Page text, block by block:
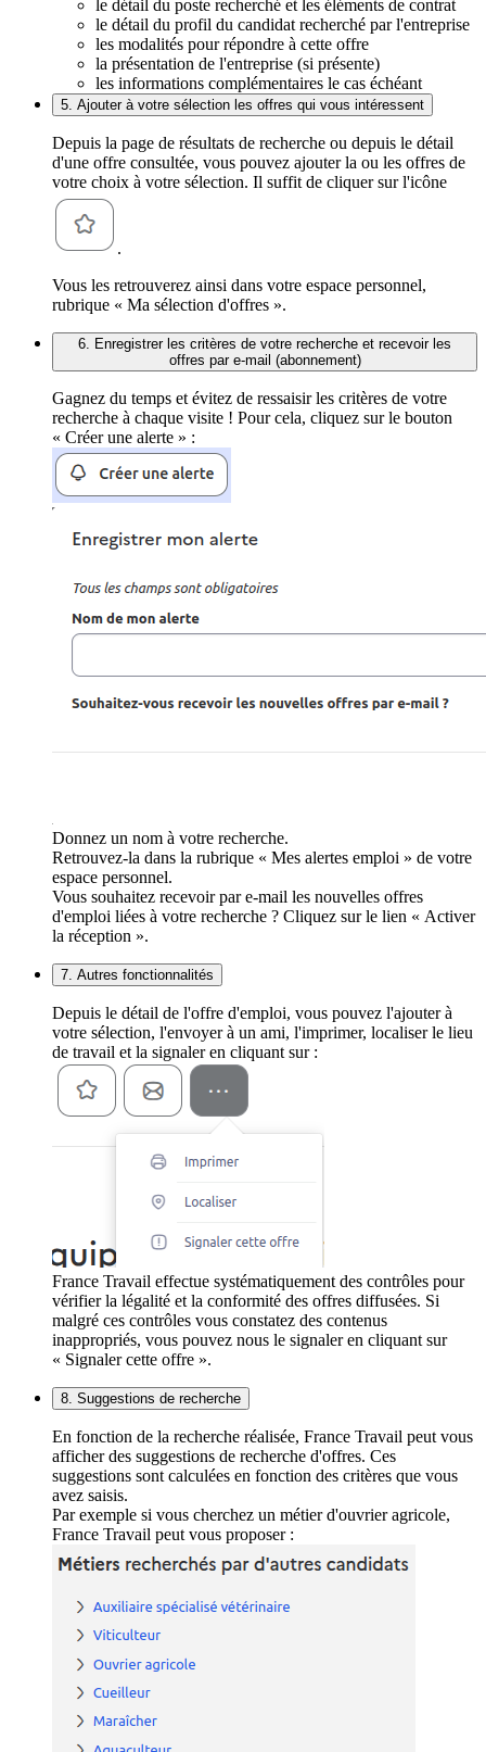
le détail du poste recherché et les éléments de contrat
le détail du profil du candidat recherché par l'entreprise
les modalités pour répondre à cette offre
la présentation de l'entreprise (si présente)
les informations complémentaires le cas échéant
5. Ajouter à votre sélection les offres qui vous intéressent
Depuis la page de résultats de recherche ou depuis le détail
d'une offre consultée, vous pouvez ajouter la ou les offres de
votre choix à votre sélection. Il suffit de cliquer sur l'icône
.
Vous les retrouverez ainsi dans votre espace personnel,
rubrique « Ma sélection d'offres ».
6. Enregistrer les critères de votre recherche et recevoir les
offres par e-mail (abonnement)
Gagnez du temps et évitez de ressaisir les critères de votre
recherche à chaque visite ! Pour cela, cliquez sur le bouton
« Créer une alerte » :
Donnez un nom à votre recherche.
Retrouvez-la dans la rubrique « Mes alertes emploi » de votre
espace personnel.
Vous souhaitez recevoir par e-mail les nouvelles offres
d'emploi liées à votre recherche ? Cliquez sur le lien « Activer
la réception ».
7. Autres fonctionnalités
Depuis le détail de l'offre d'emploi, vous pouvez l'ajouter à
votre sélection, l'envoyer à un ami, l'imprimer, localiser le lieu
de travail et la signaler en cliquant sur :
France Travail effectue systématiquement des contrôles pour
vérifier la légalité et la conformité des offres diffusées. Si
malgré ces contrôles vous constatez des contenus
inappropriés, vous pouvez nous le signaler en cliquant sur
« Signaler cette offre ».
8. Suggestions de recherche
En fonction de la recherche réalisée, France Travail peut vous
afficher des suggestions de recherche d'offres. Ces
suggestions sont calculées en fonction des critères que vous
avez saisis.
Par exemple si vous cherchez un métier d'ouvrier agricole,
France Travail peut vous proposer :